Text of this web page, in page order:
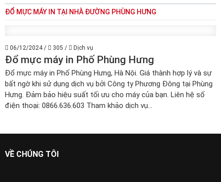
ĐỔ MỰC MÁY IN TẠI NHÀ ĐƯỜNG PHÙNG HƯNG
06/12/2024/ 305 / Dịch vụ
Đổ mực máy in Phố Phùng Hưng
Đổ mực máy in Phố Phùng Hưng, Hà Nội. Giá thành hợp lý và sự
bất ngờ khi sử dụng dịch vụ bởi Công ty Phương Đông tại Phùng
Hưng. Đảm bảo hiệu suất tối ưu cho máy của bạn. Liên hệ số
điện thoại: 0866.636.603 Tham khảo dịch vụ...
VỀ CHÚNG TÔI